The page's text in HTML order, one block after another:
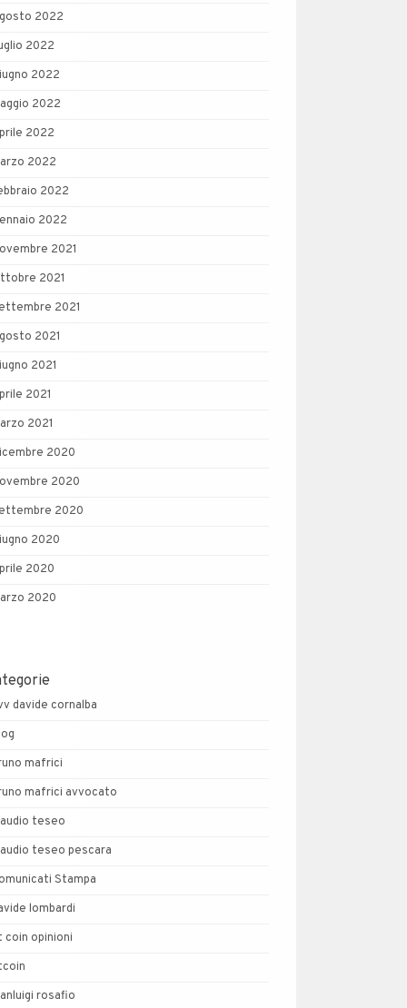
2022
2022
2022
2022
2022
2022
2022
2022
2021
2021
2021
2021
2021
2021
2021
2020
2020
2020
2020
2020
2020
davide cornalba
mafrici
mafrici avvocato
teseo
teseo pescara
Stampa
lombardi
coin opinioni
rosafio